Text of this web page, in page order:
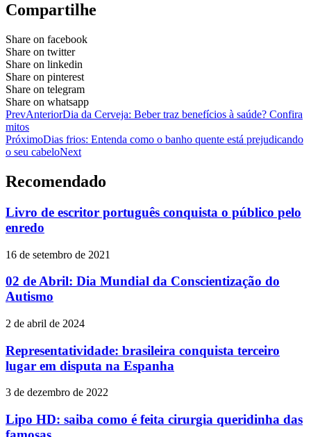
Compartilhe
Share on facebook
Share on twitter
Share on linkedin
Share on pinterest
Share on telegram
Share on whatsapp
PrevAnteriorDia da Cerveja: Beber traz benefícios à saúde? Confira
mitos
PróximoDias frios: Entenda como o banho quente está prejudicando
o seu cabeloNext
Recomendado
Livro de escritor português conquista o público pelo
enredo
16 de setembro de 2021
02 de Abril: Dia Mundial da Conscientização do
Autismo
2 de abril de 2024
Representatividade: brasileira conquista terceiro
lugar em disputa na Espanha
3 de dezembro de 2022
Lipo HD: saiba como é feita cirurgia queridinha das